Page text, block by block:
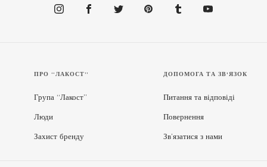
ПРО “ЛАКОСТ”
Група “Лакост”
Люди
Захист бренду
ДОПОМОГА ТА ЗВ'ЯЗОК
Питання та відповіді
Повернення
Зв’язатися з нами